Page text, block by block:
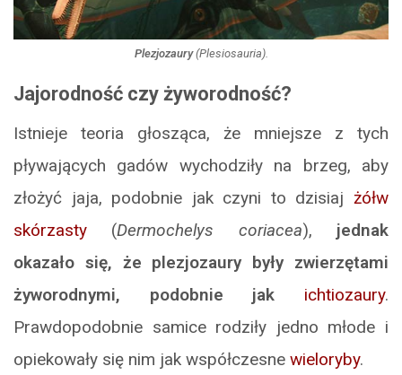
Plezjozaury(Plesiosauria).
Jajorodność czy żyworodność?
Istnieje teoria głosząca, że mniejsze z tych
pływających gadów wychodziły na brzeg, aby
złożyć jaja, podobnie jak czyni to dzisiaj żółw
skórzasty (Dermochelys coriacea), jednak
okazało się, że plezjozaury były zwierzętami
żyworodnymi, podobnie jak
ichtiozaury.
Prawdopodobnie samice rodziły jedno młode i
opiekowały się nim jak współczesne wieloryby.